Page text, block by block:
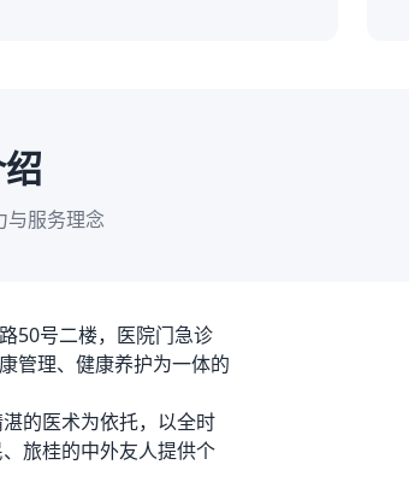
与服务理念
50号二楼，医院门急诊
管理、健康养护为一体的
的医术为依托，以全时
旅桂的中外友人提供个